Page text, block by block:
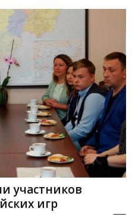
участников
игр